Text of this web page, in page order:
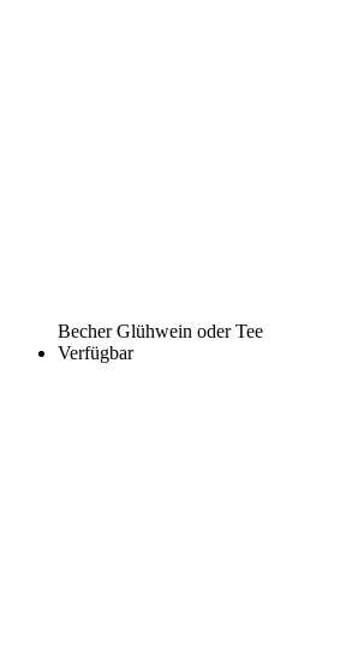
Becher Glühwein oder Tee
Verfügbar